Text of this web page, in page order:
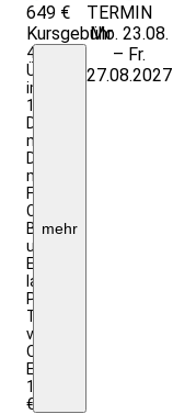
649 €
Kursgebühr
4
Übernachtungen
im
1/2
DZ
mit
DU/WC
mit
Frühstück;
Citytax;
Begegnungen
und
Eintritte
laut
Programm,
Transfers
vor
Ort;
EZZ:
160,00
€
mehr
TERMIN
Mo. 23.08.
– Fr.
27.08.2027